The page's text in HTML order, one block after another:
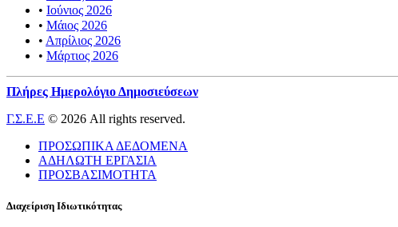
• Ιούνιος 2026
• Μάιος 2026
• Απρίλιος 2026
• Μάρτιος 2026
Πλήρες Ημερολόγιο Δημοσιεύσεων
Γ.Σ.Ε.Ε © 2026 All rights reserved.
ΠΡΟΣΩΠΙΚΑ ΔΕΔΟΜΕΝΑ
ΑΔΗΛΩΤΗ ΕΡΓΑΣΙΑ
ΠΡΟΣΒΑΣΙΜΟΤΗΤΑ
Διαχείριση Ιδιωτικότητας